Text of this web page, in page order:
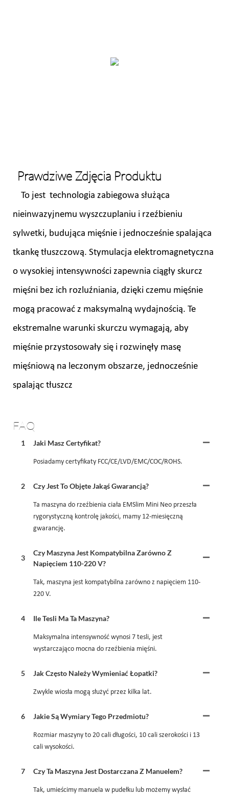
Prawdziwe Zdjęcia Produktu
To jest technologia zabiegowa służąca
nieinwazyjnemu wyszczuplaniu i rzeźbieniu
sylwetki, budująca mięśnie i jednocześnie spalająca
tkankę tłuszczową. Stymulacja elektromagnetyczna
o wysokiej intensywności zapewnia ciągły skurcz
mięśni bez ich rozluźniania, dzięki czemu mięśnie
mogą pracować z maksymalną wydajnością. Te
ekstremalne warunki skurczu wymagają, aby
mięśnie przystosowały się i rozwinęły masę
mięśniową na leczonym obszarze, jednocześnie
spalając tłuszcz
FAQ
1 Jaki Masz Certyfikat?
Posiadamy certyfikaty FCC/CE/LVD/EMC/COC/ROHS.
2 Czy Jest To Objęte Jakąś Gwarancją?
Ta maszyna do rzeźbienia ciała EMSlim Mini Neo przeszła
rygorystyczną kontrolę jakości, mamy 12-miesięczną
gwarancję.
3
Czy Maszyna Jest Kompatybilna Zarówno Z
Napięciem 110-220 V?
Tak, maszyna jest kompatybilna zarówno z napięciem 110-
220 V.
4 Ile Tesli Ma Ta Maszyna?
Maksymalna intensywność wynosi 7 tesli, jest
wystarczająco mocna do rzeźbienia mięśni.
5 Jak Często Należy Wymieniać Łopatki?
Zwykle wiosła mogą służyć przez kilka lat.
6 Jakie Są Wymiary Tego Przedmiotu?
Rozmiar maszyny to 20 cali długości, 10 cali szerokości i 13
cali wysokości.
7 Czy Ta Maszyna Jest Dostarczana Z Manuelem?
Tak, umieścimy manuela w pudełku lub możemy wysłać